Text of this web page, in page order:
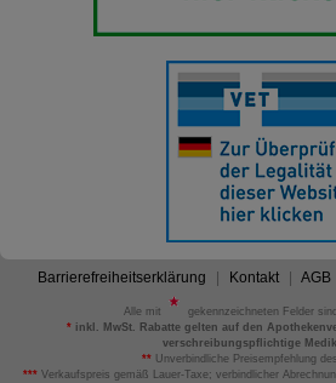
Barrierefreiheitserklärung Kontakt AGB
Alle mit
gekennzeichneten Felder
*inkl. MwSt. Rabatte gelten auf den
verschreibungspflichtige
** Unverbindliche Preisempfehlung
*** Verkaufspreis gemäß Lauer-Taxe; verbindlicher